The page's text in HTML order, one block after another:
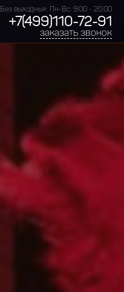
Без выходных: Пн-Вс: 9:00 - 20:00
+7(499)110-72-91
заказать звонок